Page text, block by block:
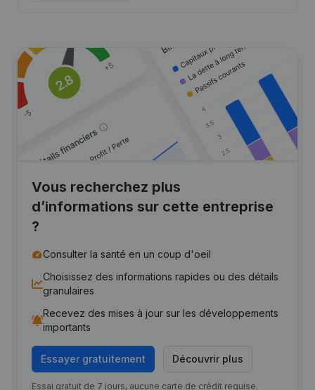
Vous recherchez plus
d’informations sur cette entreprise
?
Consulter la santé en un coup d'oeil
Choisissez des informations rapides ou des détails
granulaires
Recevez des mises à jour sur les développements
importants
Essayer gratuitement Découvrir plus
Essai gratuit de 7 jours, aucune carte de crédit requise.